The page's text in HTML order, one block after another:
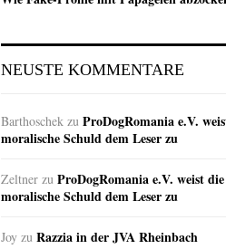
NEUSTE KOMMENTARE
Barthoschek zu ProDogRomania e.V.
moralische Schuld dem Leser zu
Zeltner zu ProDogRomania e.V. weist die
moralische Schuld dem Leser zu
Joy zu Razzia in der JVA Rheinbach